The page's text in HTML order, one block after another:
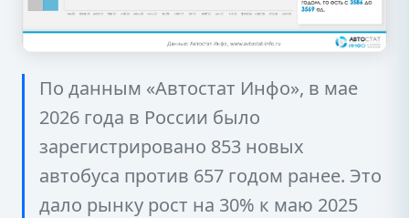
По данным «Автостат Инфо», в мае
2026 года в России было
зарегистрировано 853 новых
автобуса против 657 годом ранее. Это
дало рынку рост на 30% к маю 2025